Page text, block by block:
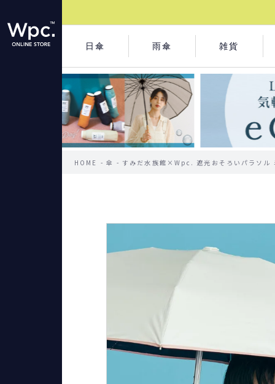
日傘 雨傘 雑貨
HOME 傘 すみだ水族館×Wpc. 遮光おそろいパラソル